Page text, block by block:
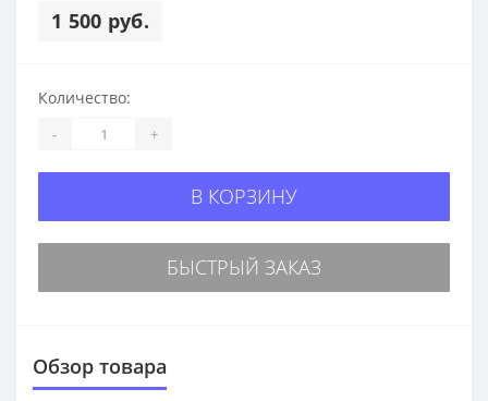
1 500 руб.
Количество:
- +
В КОРЗИНУ
БЫСТРЫЙ ЗАКАЗ
Обзор товара